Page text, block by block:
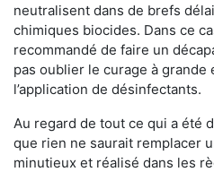
neutralisent dans de brefs
chimiques biocides. Dans ce
recommandé de faire un
pas oublier le curage à grande
l’application de désinfectants.
Au regard de tout ce qui a été
que rien ne saurait remplacer
minutieux et réalisé dans les